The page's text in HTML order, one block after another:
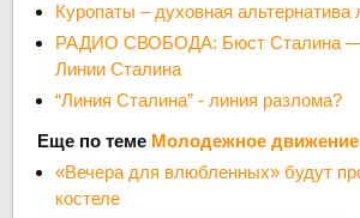
Куропаты – духовная альтернатива
РАДИО СВОБОДА: Бюст Сталина —
Линии Сталина
“Линия Сталина” - линия разлома?
Еще по теме Молодежное движение
«Вечера для влюбленных» будут
костеле